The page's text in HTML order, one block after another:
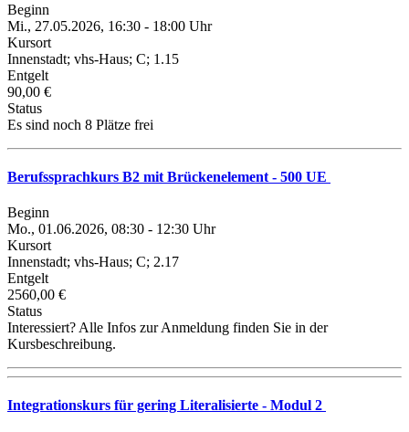
Beginn
Mi., 27.05.2026, 16:30 - 18:00 Uhr
Kursort
Innenstadt; vhs-Haus; C; 1.15
Entgelt
90,00 €
Status
Es sind noch 8 Plätze frei
Berufssprachkurs B2 mit Brückenelement - 500 UE
Beginn
Mo., 01.06.2026, 08:30 - 12:30 Uhr
Kursort
Innenstadt; vhs-Haus; C; 2.17
Entgelt
2560,00 €
Status
Interessiert? Alle Infos zur Anmeldung finden Sie in der
Kursbeschreibung.
Integrationskurs für gering Literalisierte - Modul 2